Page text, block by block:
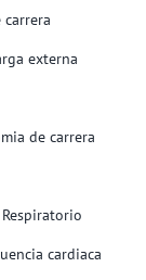
carrera
externa
de carrera
cardiaca